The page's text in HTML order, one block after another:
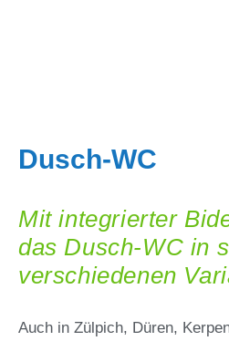
Dusch-WC
Mit integrierter
das Dusch-WC in
verschiedenen
Auch in Zülpich, Düren,